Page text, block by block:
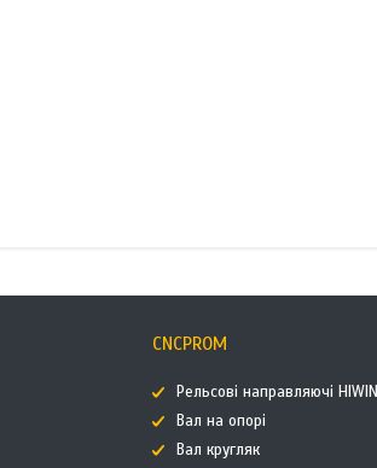
CNCPROM
Рельсові направляючі HIWIN
Вал на опорі
Вал кругляк